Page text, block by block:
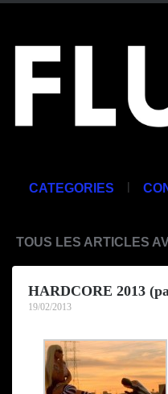
CATEGORIES |
TOUS LES ARTICLES
HARDCORE 2013
19/02/2013